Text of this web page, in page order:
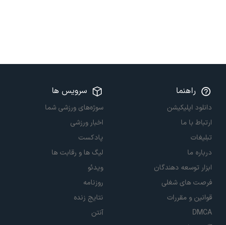
راهنما
دانلود اپلیکیشن
ارتباط با ما
تبلیغات
درباره ما
ابزار توسعه دهندگان
فرصت های شغلی
قوانین و مقررات
DMCA
سرویس ها
سوژه‌های ورزشی شما
اخبار ورزشی
پادکست
لیگ ها و رقابت ها
ویدئو
روزنامه
نتایج زنده
آنتن